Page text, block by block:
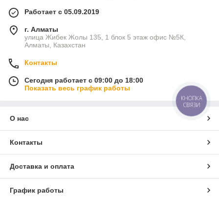
Работает с 05.09.2019
г. Алматы
улица Жибек Жолы 135, 1 блок 5 этаж офис №5К,
Алматы, Казахстан
Контакты
Сегодня работает с 09:00 до 18:00
Показать весь график работы
О нас
Контакты
Доставка и оплата
График работы
КНОПКА
СВЯЗИ